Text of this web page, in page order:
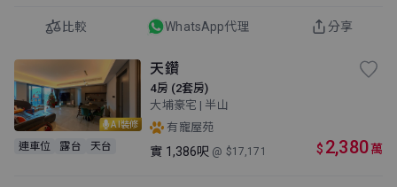
比較 WhatsApp代理 分享
AI裝修
連車位 露台 天台
天鑽
4房 (2套房)
大埔豪宅 | 半山
有寵屋苑
實 1,386呎 @ $17,171 $ 2,380萬